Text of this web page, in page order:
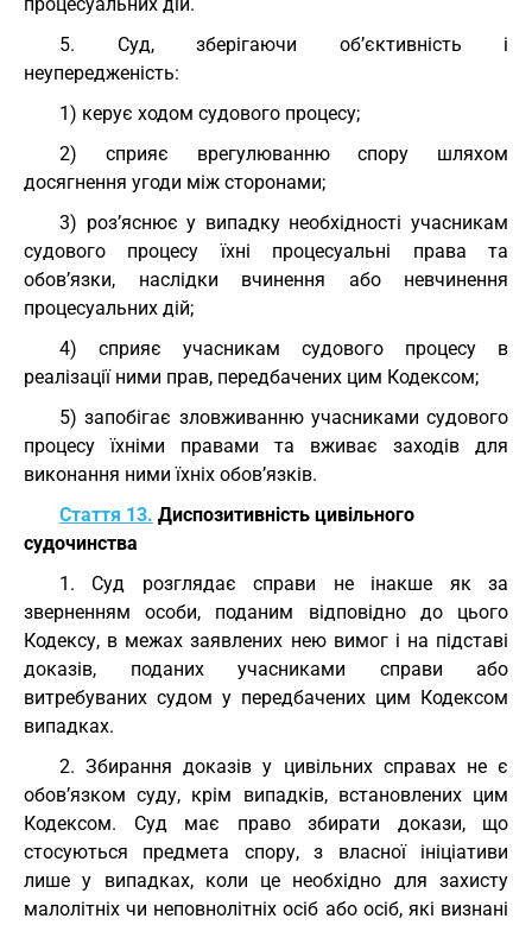
5. Суд, зберігаючи об’єктивність і
неупередженість:
1) керує ходом судового процесу;
2) сприяє врегулюванню спору шляхом
досягнення угоди між сторонами;
3) роз’яснює у випадку необхідності учасникам
судового процесу їхні процесуальні права та
обов’язки, наслідки вчинення або невчинення
процесуальних дій;
4) сприяє учасникам судового процесу в
реалізації ними прав, передбачених цим Кодексом;
5) запобігає зловживанню учасниками судового
процесу їхніми правами та вживає заходів для
виконання ними їхніх обов’язків.
Стаття 13. Диспозитивність цивільного
судочинства
1. Суд розглядає справи не інакше як за
зверненням особи, поданим відповідно до цього
Кодексу, в межах заявлених нею вимог і на підставі
доказів, поданих учасниками справи або
витребуваних судом у передбачених цим Кодексом
випадках.
2. Збирання доказів у цивільних справах не є
обов’язком суду, крім випадків, встановлених цим
Кодексом. Суд має право збирати докази, що
стосуються предмета спору, з власної ініціативи
лише у випадках, коли це необхідно для захисту
малолітніх чи неповнолітніх осіб або осіб, які визнані